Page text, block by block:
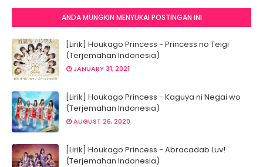
ANDA MUNGKIN MENYUKAI POSTINGAN INI
[Lirik] Houkago Princess - Princess no Teigi
(Terjemahan Indonesia)
JANUARY 31, 2021
[Lirik] Houkago Princess - Kaguya ni Negai wo
(Terjemahan Indonesia)
AUGUST 26, 2020
[Lirik] Houkago Princess - Abracadab Luv!
(Terjemahan Indonesia)